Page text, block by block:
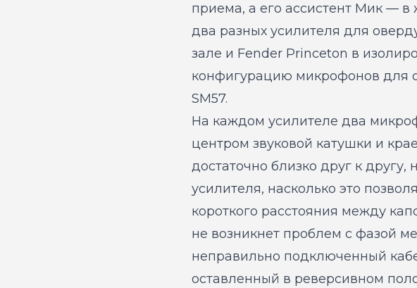
приема, а его ассистент Мик —
два разных усилителя для
зале и Fender Princeton в
конфигурацию микрофонов для
SM57.
На каждом усилителе два
центром звуковой катушки и
достаточно близко друг к другу,
усилителя, насколько это
короткого расстояния между
не возникнет проблем с фазой
неправильно подключенный
оставленный в реверсивном